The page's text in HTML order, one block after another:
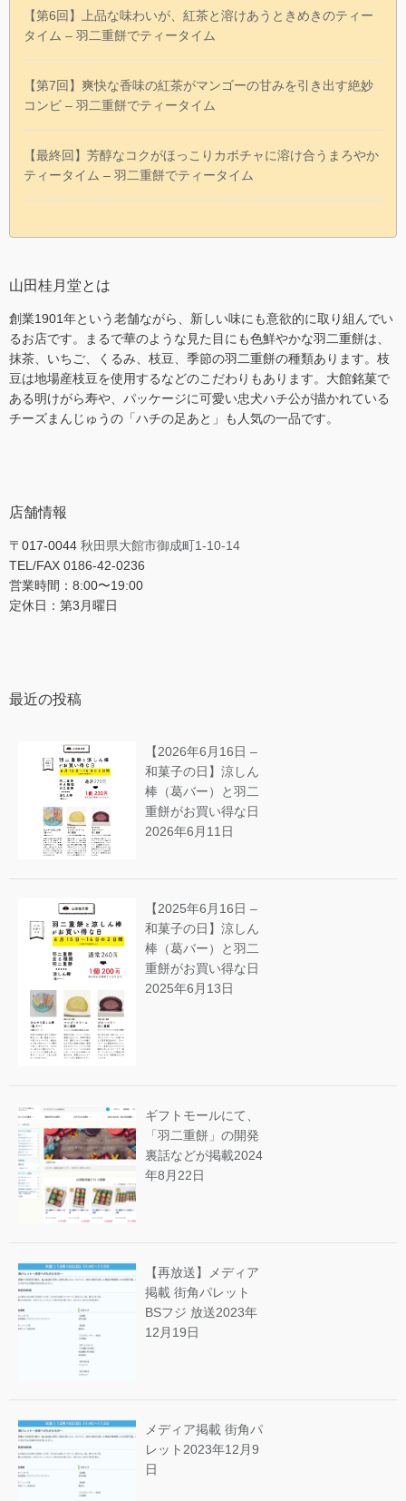
【第6回】上品な味わいが、紅茶と溶けあうときめきのティー
タイム – 羽二重餅でティータイム
【第7回】爽快な香味の紅茶がマンゴーの甘みを引き出す絶妙
コンビ – 羽二重餅でティータイム
【最終回】芳醇なコクがほっこりカボチャに溶け合うまろやか
ティータイム – 羽二重餅でティータイム
山田桂月堂とは
創業1901年という老舗ながら、新しい味にも意欲的に取り組んでい
るお店です。まるで華のような見た目にも色鮮やかな羽二重餅は、
抹茶、いちご、くるみ、枝豆、季節の羽二重餅の種類あります。枝
豆は地場産枝豆を使用するなどのこだわりもあります。大館銘菓で
ある明けがら寿や、パッケージに可愛い忠犬ハチ公が描かれている
チーズまんじゅうの「ハチの足あと」も人気の一品です。
店舗情報
〒017-0044 秋田県大館市御成町1-10-14
TEL/FAX 0186-42-0236
営業時間：8:00〜19:00
定休日：第3月曜日
最近の投稿
【2026年6月16日 –
和菓子の日】涼しん
棒（葛バー）と羽二
重餅がお買い得な日
2026年6月11日
【2025年6月16日 –
和菓子の日】涼しん
棒（葛バー）と羽二
重餅がお買い得な日
2025年6月13日
ギフトモールにて、
「羽二重餅」の開発
裏話などが掲載2024
年8月22日
【再放送】メディア
掲載 街角パレット
BSフジ 放送2023年
12月19日
メディア掲載 街角パ
レット 2023年12月9
日